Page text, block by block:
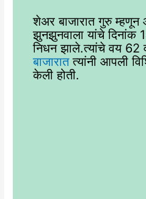
शेअर बाजारात गुरु
झुनझुनवाला यांचे
निधन झाले.त्यांचे वय 62
बाजारातत्यांनी आपली
केली होती.